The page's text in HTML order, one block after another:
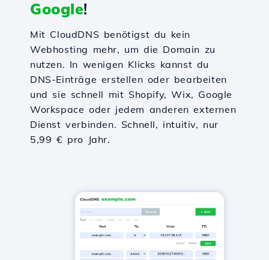
Google!
Mit CloudDNS benötigst du kein
Webhosting mehr, um die Domain zu
nutzen. In wenigen Klicks kannst du
DNS-Einträge erstellen oder bearbeiten
und sie schnell mit Shopify, Wix, Google
Workspace oder jedem anderen externen
Dienst verbinden. Schnell, intuitiv, nur
5,99 € pro Jahr.